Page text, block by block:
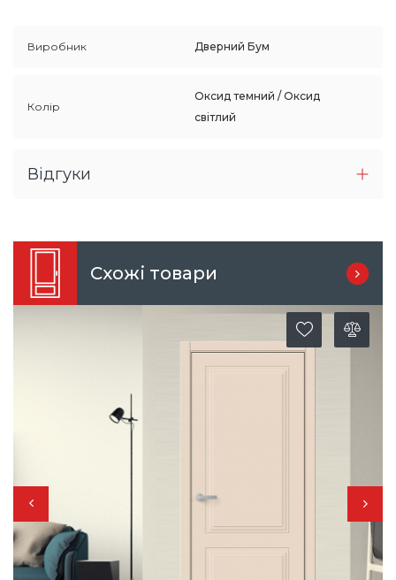
Виробник Дверний Бум
Колір
Оксид темний / Оксид
світлий
Відгуки
Схожі товари